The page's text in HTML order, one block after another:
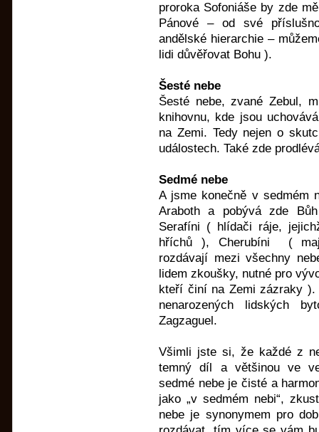
proroka Sofoniáše by zde
Pánové – od své
andělské hierarchie –
lidi důvěřovat Bohu ).
Šesté nebe
Šesté nebe, zvané Zebul,
knihovnu, kde jsou
na Zemi. Tedy nejen o
událostech. Také zde
Sedmé nebe
A jsme konečně v sedmém
Araboth a pobývá zde
Serafíni ( hlídači ráje,
hříchů ), Cherubíni (
rozdávají mezi všechny
lidem zkoušky, nutné pro
kteří činí na Zemi zázraky
nenarozených lidských
Zagzaguel.
Všimli jste si, že každé z
temný díl a většinou ve
sedmé nebe je čisté a
jako „v sedmém nebi“,
nebe je synonymem pro